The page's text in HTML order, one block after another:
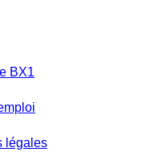
à notre newsletter
BX1
légales